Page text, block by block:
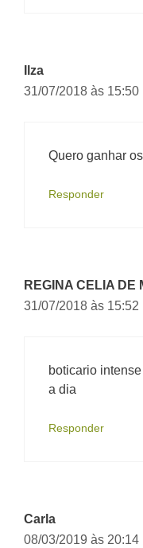
Ilza
31/07/2018 às 15:50
Quero ganhar
Responder
REGINA CELIA DE
31/07/2018 às 15:52
boticario
a dia
Responder
Carla
08/03/2019 às 20:14